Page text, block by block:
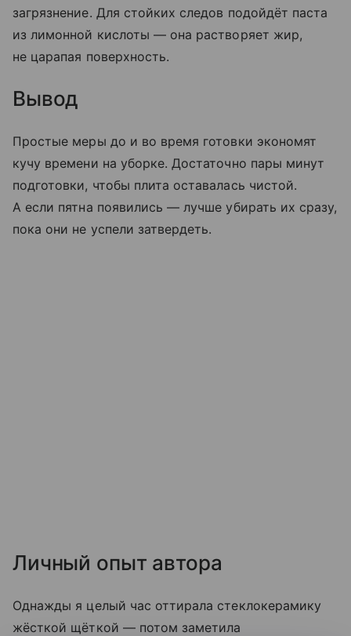
загрязнение. Для стойких следов подойдёт паста
из лимонной кислоты — она растворяет жир,
не царапая поверхность.
Вывод
Простые меры до и во время готовки экономят
кучу времени на уборке. Достаточно пары минут
подготовки, чтобы плита оставалась чистой.
А если пятна появились — лучше убирать их сразу,
пока они не успели затвердеть.
Личный опыт автора
Однажды я целый час оттирала стеклокерамику
жёсткой щёткой — потом заметила